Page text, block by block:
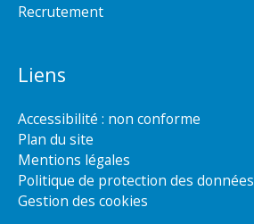
Recrutement
Liens
Accessibilité : non conforme
Plan du site
Mentions légales
Politique de protection des données
Gestion des cookies